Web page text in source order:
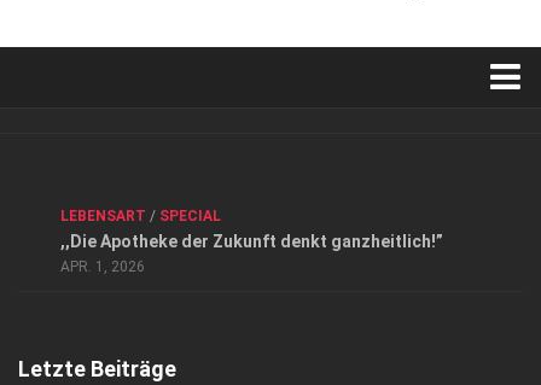
Datenschutzerklärung
Top Magazin Dresden / Ostsachsen
LEBENSART / SPECIAL
,,Die Apotheke der Zukunft denkt ganzheitlich!”
APR. 1, 2026
Letzte Beiträge